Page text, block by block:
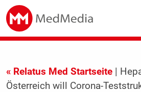
« Relatus Med Startseite|
Österreich will Corona-